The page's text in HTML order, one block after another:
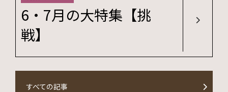
6・7月の大特集【挑
戦】
すべての記事